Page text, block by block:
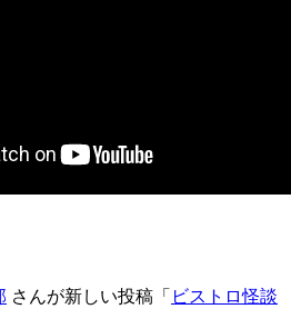
さんが新しい投稿「 ビストロ怪談